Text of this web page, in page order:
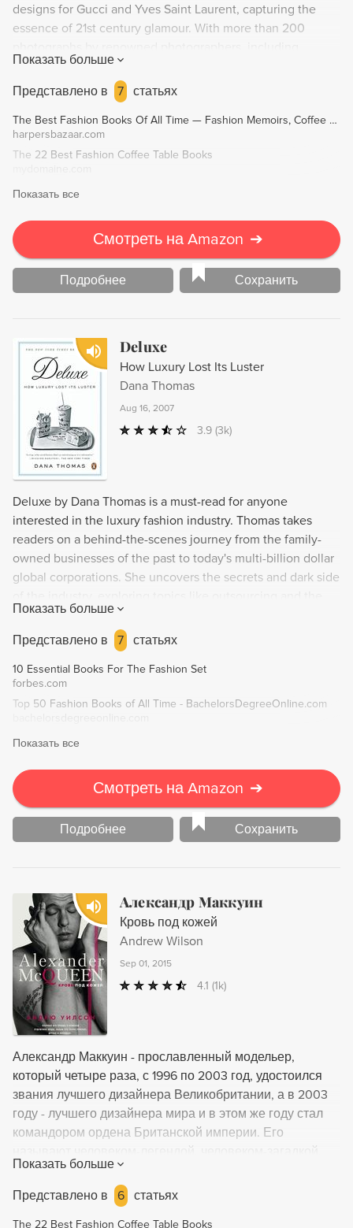
designs for Gucci and Yves Saint Laurent, capturing the
essence of 21st century glamour. With more than 200
previously unpublished images, this volume offers an
extraordinary glimpse into the complete brand vision of a
true industry legend.
Показать больше
Представлено в
7 статьях
The Best Fashion Books Of All Time — Fashion Memoirs, Coffee Table Books
harpersbazaar.com
The 22 Best Fashion Coffee Table Books
Показать все
Смотреть на Amazon ➔
Подробнее Сохранить
Deluxe
How Luxury Lost Its Luster
Dana Thomas
Aug 16, 2007
3.9 (3k)
Deluxe by Dana Thomas is a must-read for anyone
interested in the luxury fashion industry. Thomas takes
readers on a behind-the-scenes journey from the family-
owned businesses of the past to today's multi-billion dollar
global corporations. She uncovers the secrets and dark side
decline in handcrafted goods. Thomas asks important
questions about the definition of luxury when advertising is
geared towards the mass market and whether integrity can
survive in a profit-driven corporate culture. Can luxury still
be considered the best that money can buy? Find out in
Deluxe.
Показать больше
Представлено в
7 статьях
10 Essential Books For The Fashion Set
forbes.com
Top 50 Fashion Books of All Time - BachelorsDegreeOnline.com
Показать все
Смотреть на Amazon ➔
Подробнее Сохранить
Александр Маккуин
Кровь под кожей
Andrew Wilson
Sep 01, 2015
4.1 (1k)
Александр Маккуин - прославленный модельер,
который четыре раза, с 1996 по 2003 год, удостоился
звания лучшего дизайнера Великобритании, а в 2003
году - лучшего дизайнера мира и в этом же году стал
командором ордена Британской империи. Его
enfant terrible мира моды. Он не просто незаурядная
личность, но ниспровергатель традиций и образец
гения, выходящего за все дозволенные рамки. И это
Показать больше
Представлено в
6 статьях
The 22 Best Fashion Coffee Table Books